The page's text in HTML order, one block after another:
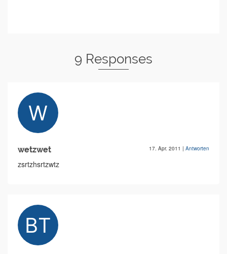
9 Responses
wetzwet 17. Apr. 2011 | Antworten
zsrtzhsrtzwtz